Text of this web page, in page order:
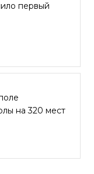
первый
на 320 мест